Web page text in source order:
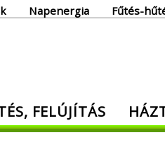
Napenergia Fűtés-
ami energia!
FELÚJÍTÁS